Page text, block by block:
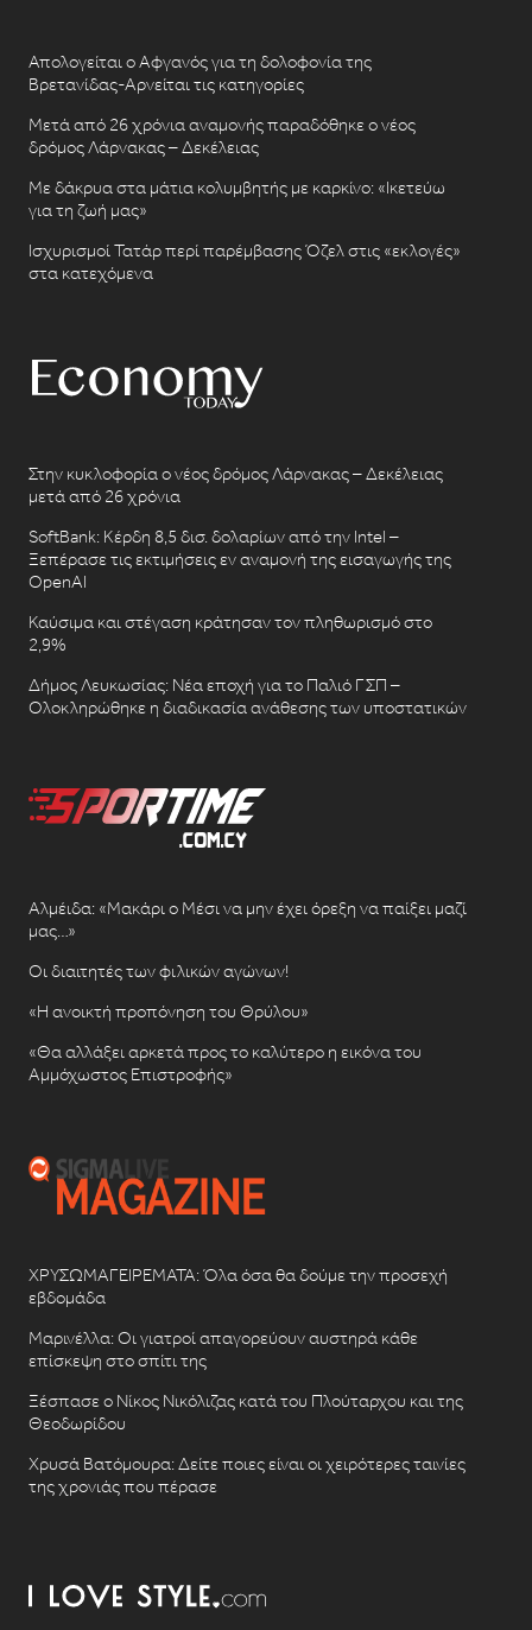
Απολογείται ο Αφγανός για τη δολοφονία της
Βρετανίδας-Αρνείται τις κατηγορίες
Μετά από 26 χρόνια αναμονής παραδόθηκε ο νέος
δρόμος Λάρνακας – Δεκέλειας
Με δάκρυα στα μάτια κολυμβητής με καρκίνο: «Ικετεύω
για τη ζωή μας»
Ισχυρισμοί Τατάρ περί παρέμβασης Όζελ στις «εκλογές»
στα κατεχόμενα
Στην κυκλοφορία ο νέος δρόμος Λάρνακας – Δεκέλειας
μετά από 26 χρόνια
SoftBank: Κέρδη 8,5 δισ. δολαρίων από την Intel –
Ξεπέρασε τις εκτιμήσεις εν αναμονή της εισαγωγής της
OpenAI
Καύσιμα και στέγαση κράτησαν τον πληθωρισμό στο
2,9%
Δήμος Λευκωσίας: Νέα εποχή για το Παλιό ΓΣΠ –
Ολοκληρώθηκε η διαδικασία ανάθεσης των υποστατικών
Αλμέιδα: «Μακάρι ο Μέσι να μην έχει όρεξη να παίξει μαζί
μας…»
Οι διαιτητές των φιλικών αγώνων!
«Η ανοικτή προπόνηση του Θρύλου»
«Θα αλλάξει αρκετά προς το καλύτερο η εικόνα του
Αμμόχωστος Επιστροφής»
ΧΡΥΣΩΜΑΓΕΙΡΕΜΑΤΑ: Όλα όσα θα δούμε την προσεχή
εβδομάδα
Μαρινέλλα: Οι γιατροί απαγορεύουν αυστηρά κάθε
επίσκεψη στο σπίτι της
Ξέσπασε ο Νίκος Νικόλιζας κατά του Πλούταρχου και της
Θεοδωρίδου
Χρυσά Βατόμουρα: Δείτε ποιες είναι οι χειρότερες ταινίες
της χρονιάς που πέρασε